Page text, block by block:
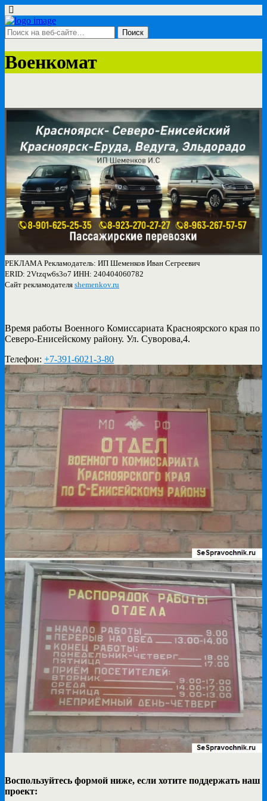
Военкомат
РЕКЛАМА Рекламодатель: ИП Шеменков Иван Сегреевич
ERID: 2Vtzqw6s3o7 ИНН: 240404060782
Сайт рекламодателя shemenkov.ru
Время работы Военного Комиссариата Красноярского края по
Северо-Енисейскому району. Ул. Суворова,4.
Телефон: +7-391-6021-3-80
Воспользуйтесь формой ниже, если хотите поддержать наш
проект: